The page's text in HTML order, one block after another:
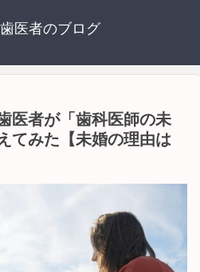
医者のブログ
医者が「歯科医師の未
てみた【未婚の理由は